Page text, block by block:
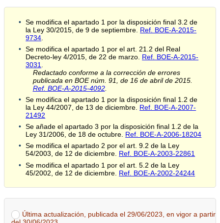
Se modifica el apartado 1 por la disposición final 3.2 de
la Ley 30/2015, de 9 de septiembre. Ref. BOE-A-2015-
9734
Se modifica el apartado 1 por el art. 21.2 del Real
Decreto-ley 4/2015, de 22 de marzo. Ref. BOE-A-2015-
3031
Redactado conforme a la corrección de errores
publicada en BOE núm. 91, de 16 de abril de 2015.
Ref. BOE-A-2015-4092.
Se modifica el apartado 1 por la disposición final 1.2 de
la Ley 44/2007, de 13 de diciembre. Ref. BOE-A-2007-
21492
Se añade el apartado 3 por la disposición final 1.2 de la
Ley 31/2006, de 18 de octubre. Ref. BOE-A-2006-18204
Se modifica el apartado 2 por el art. 9.2 de la Ley
54/2003, de 12 de diciembre. Ref. BOE-A-2003-22861
Se modifica el apartado 1 por el art. 5.2 de la Ley
45/2002, de 12 de diciembre. Ref. BOE-A-2002-24244
Última actualización, publicada el 29/06/2023, en vigor a partir